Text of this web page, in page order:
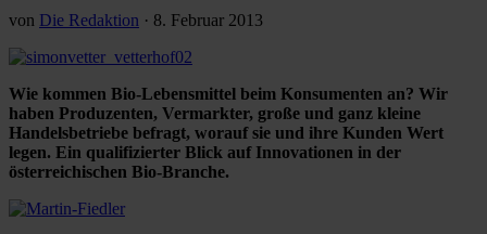
von Die Redaktion · 8. Februar 2013
Wie kommen Bio-Lebensmittel beim Konsumenten an? Wir
haben Produzenten, Vermarkter, große und ganz kleine
Handelsbetriebe befragt, worauf sie und ihre Kunden Wert
legen. Ein qualifizierter Blick auf Innovationen in der
österreichischen Bio-Branche.